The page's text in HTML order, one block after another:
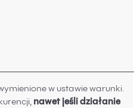
w ustawie warunki.
nawet jeśli działanie